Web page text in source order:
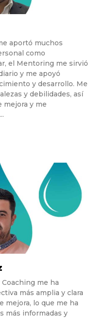
aportó muchos
como
el Mentoring me sirvió
y me apoyó
y desarrollo. Me
y debilidades, así
mejora y me
me ha
más amplia y clara
mejora, lo que me ha
más informadas y